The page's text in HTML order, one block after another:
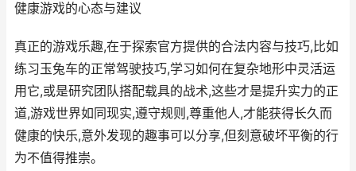
健康游戏的心态与建议
真正的游戏乐趣,在于探索官方提供的合法内容与技巧,比如
练习玉兔车的正常驾驶技巧,学习如何在复杂地形中灵活运
用它,或是研究团队搭配载具的战术,这些才是提升实力的正
道,游戏世界如同现实,遵守规则,尊重他人,才能获得长久而
健康的快乐,意外发现的趣事可以分享,但刻意破坏平衡的行
为不值得推崇。